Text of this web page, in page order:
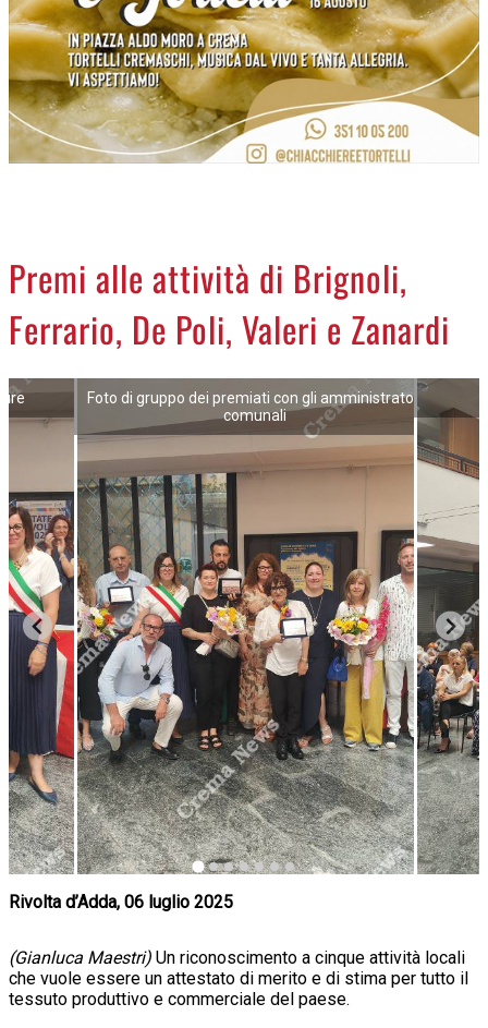
NECROLOGI
ACCEDI
Premi alle attività di Brignoli,
Ferrario, De Poli, Valeri e Zanardi
Foto di gruppo dei premiati con gli amministratori
comunali
Rivolta d’Adda, 06 luglio 2025
(Gianluca Maestri) Un riconoscimento a cinque attività locali
che vuole essere un attestato di merito e di stima per tutto il
tessuto produttivo e commerciale del paese.